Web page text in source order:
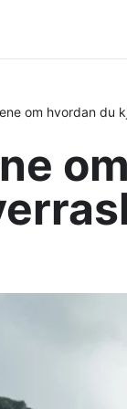
om hvordan du